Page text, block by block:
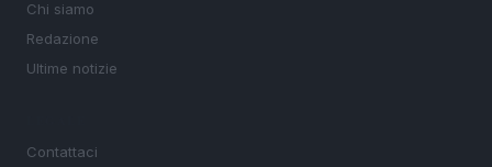
Chi siamo
Redazione
Ultime notizie
Contattaci